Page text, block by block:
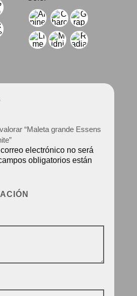
“Maleta grande Essens
electrónico no será
obligatorios están